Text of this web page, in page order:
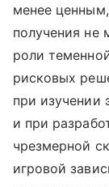
менее
получения не
роли
рисковых
при изучении
и при
чрезмерной
игровой